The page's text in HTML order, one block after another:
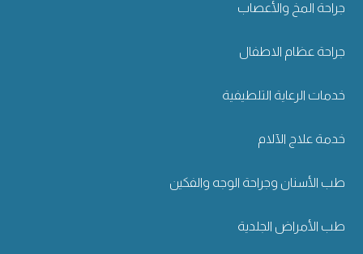
جراحة المخ والأعصاب
جراحة عظام الاطفال
خدمات الرعاية التلطيفية
خدمة علاج الآلام
طب الأسنان وجراحة الوجه والفكين
طب الأمراض الجلدية